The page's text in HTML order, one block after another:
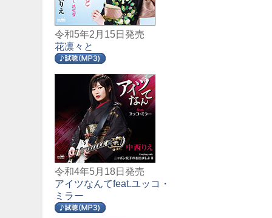
令和5年2月15日発売
花凛々と
令和4年5月18日発売
アイツなんてfeat.ユッコ・
ミラー